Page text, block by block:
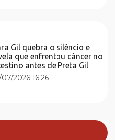
Gil quebra o silêncio e
que enfrentou câncer no
antes de Preta Gil
07/2026 16:26